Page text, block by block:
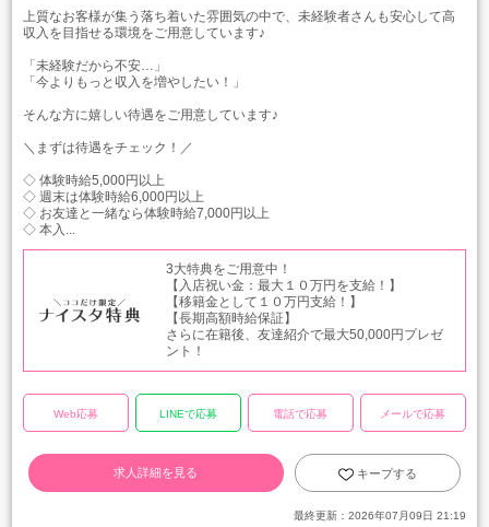
上質なお客様が集う落ち着いた雰囲気の中で、未経験者さんも安心して高
収入を目指せる環境をご用意しています♪
「未経験だから不安…」
「今よりもっと収入を増やしたい！」
そんな方に嬉しい待遇をご用意しています♪
＼まずは待遇をチェック！／
◇ 体験時給5,000円以上
◇ 週末は体験時給6,000円以上
◇ お友達と一緒なら体験時給7,000円以上
◇ 本入...
3大特典をご用意中！
【入店祝い金：最大１０万円を支給！】
【移籍金として１０万円支給！】
【長期高額時給保証】
さらに在籍後、友達紹介で最大50,000円プレゼ
ント！
Web応募 LINEで応募 電話で応募 メールで応募
求人詳細を見る キープする
最終更新： 2026年07月09日 21:19